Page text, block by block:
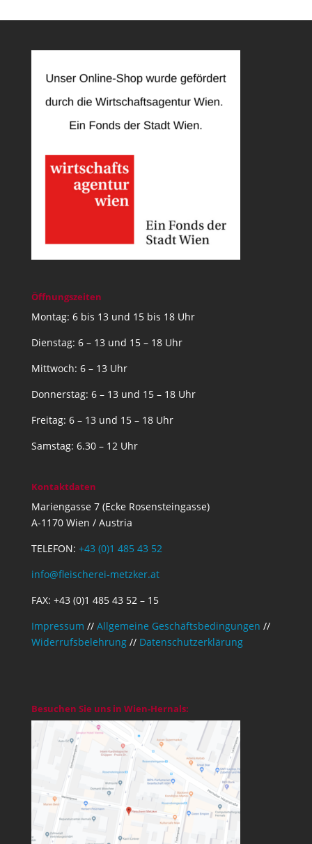
Öffnungszeiten
Montag: 6 bis 13 und 15 bis 18 Uhr
Dienstag: 6 – 13 und 15 – 18 Uhr
Mittwoch: 6 – 13 Uhr
Donnerstag: 6 – 13 und 15 – 18 Uhr
Freitag: 6 – 13 und 15 – 18 Uhr
Samstag: 6.30 – 12 Uhr
Kontaktdaten
Mariengasse 7 (Ecke Rosensteingasse)
A-1170 Wien / Austria
TELEFON: +43 (0)1 485 43 52
info@fleischerei-metzker.at
FAX: +43 (0)1 485 43 52 – 15
Impressum // Allgemeine Geschäftsbedingungen //
Widerrufsbelehrung// Datenschutzerklärung
Besuchen Sie uns in Wien-Hernals: